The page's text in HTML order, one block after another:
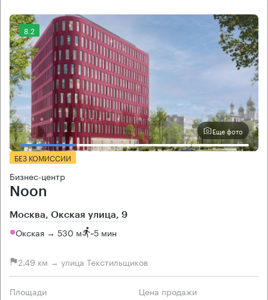
8.2
Еще фото
БЕЗ КОМИССИИ
Бизнес-центр
Noon
Москва, Окская улица, 9
Окская → 530 м ~5 мин
2.49 км → улица Текстильщиков
Площади Цена продажи